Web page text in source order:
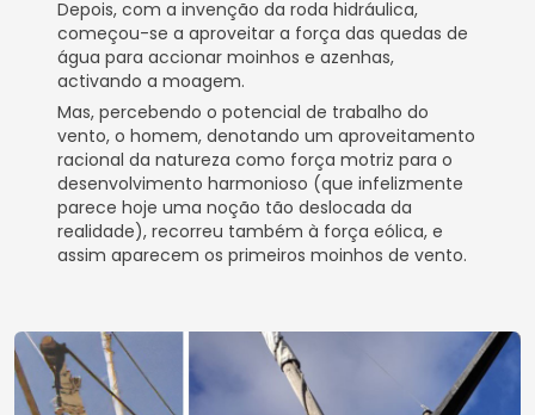
Depois, com a invenção da roda hidráulica,
começou-se a aproveitar a força das quedas de
água para accionar moinhos e azenhas,
activando a moagem.
Mas, percebendo o potencial de trabalho do
vento, o homem, denotando um aproveitamento
racional da natureza como força motriz para o
desenvolvimento harmonioso (que infelizmente
parece hoje uma noção tão deslocada da
realidade), recorreu também à força eólica, e
assim aparecem os primeiros moinhos de vento.